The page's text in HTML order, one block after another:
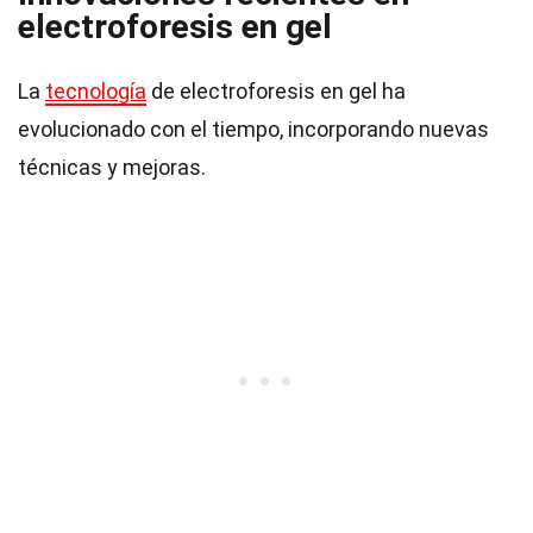
electroforesis en gel
La tecnología de electroforesis en gel ha
evolucionado con el tiempo, incorporando nuevas
técnicas y mejoras.